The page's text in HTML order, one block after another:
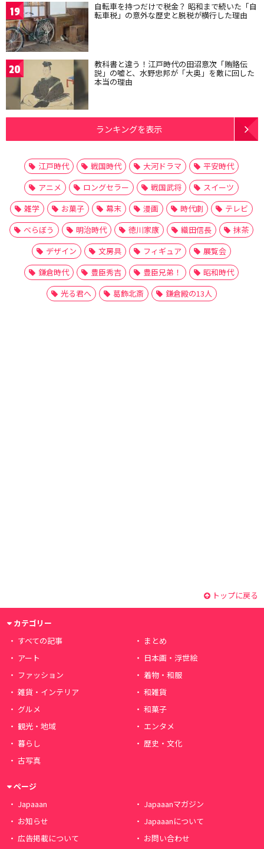
19 自転車を持つだけで税金？ 昭和まで続いた「自
転車税」の意外な歴史と脱税が横行した理由
20 教科書と違う！江戸時代の田沼意次「賄賂伝
説」の嘘と、水野忠邦が「大奥」を敵に回した
本当の理由
ランキングを表示
江戸時代 戦国時代 大河ドラマ
平安時代
アニメ
ロングセラー 戦国武将
スイーツ
雑学
お菓子 幕末 漫画 時代劇
テレビ
べらぼう
明治時代 徳川家康 織田信長
抹茶
デザイン
文房具 フィギュア
展覧会
鎌倉時代
豊臣秀吉 豊臣兄弟！
昭和時代
光る君へ
葛飾北斎 鎌倉殿の13人
トップに戻る
カテゴリー
すべての記事
まとめ
アート
日本画・浮世絵
ファッション
着物・和服
雑貨・インテリア
和雑貨
グルメ
和菓子
観光・地域
エンタメ
暮らし
歴史・文化
古写真
ページ
Japaaan
Japaaanマガジン
お知らせ
Japaaanについて
広告掲載について
お問い合わせ